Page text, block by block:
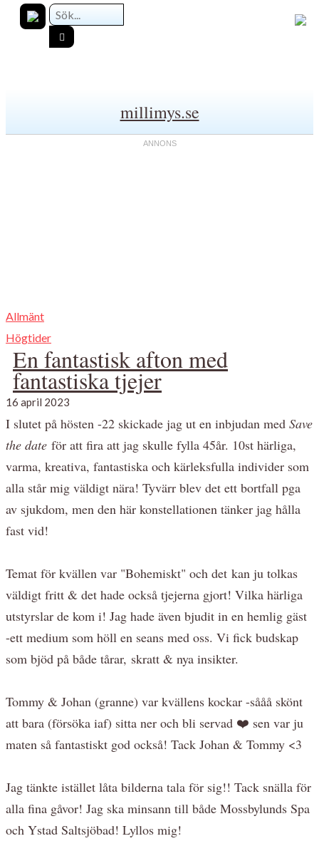
millimys.se
Allmänt
Högtider
En fantastisk afton med
fantastiska tjejer
16 april 2023
I slutet på hösten -22 skickade jag ut en inbjudan med Save
the date för att fira att jag skulle fylla 45år. 10st härliga,
varma, kreativa, fantastiska och kärleksfulla individer som
alla står mig väldigt nära! Tyvärr blev det ett bortfall pga
av sjukdom, men den här konstellationen tänker jag hålla
fast vid!
Temat för kvällen var "Bohemiskt" och det kan ju tolkas
väldigt fritt & det hade också tjejerna gjort! Vilka härliga
utstyrslar de kom i! Jag hade även bjudit in en hemlig gäst
-ett medium som höll en seans med oss. Vi fick budskap
som bjöd på både tårar, skratt & nya insikter.
Tommy & Johan (granne) var kvällens kockar -sååå skönt
att bara (försöka iaf) sitta ner och bli servad ❤️ sen var ju
maten så fantastiskt god också! Tack Johan & Tommy <3
Jag tänkte istället låta bilderna tala för sig!! Tack snälla för
alla fina gåvor! Jag ska minsann till både Mossbylunds Spa
och Ystad Saltsjöbad! Lyllos mig!